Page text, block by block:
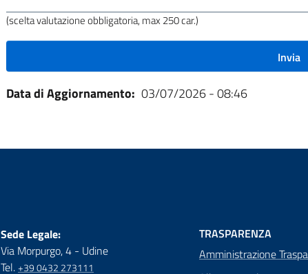
pagina?
(scelta valutazione obbligatoria, max 250 car.)
Data di Aggiornamento 03/07/2026 - 08:46
Sede Legale:
Via Morpurgo, 4 - Udine
Tel.+39 0432 273111
TRASPARENZA
Amministrazione